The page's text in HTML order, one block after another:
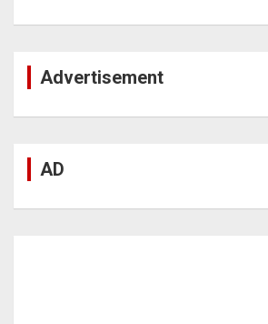
Advertisement
AD